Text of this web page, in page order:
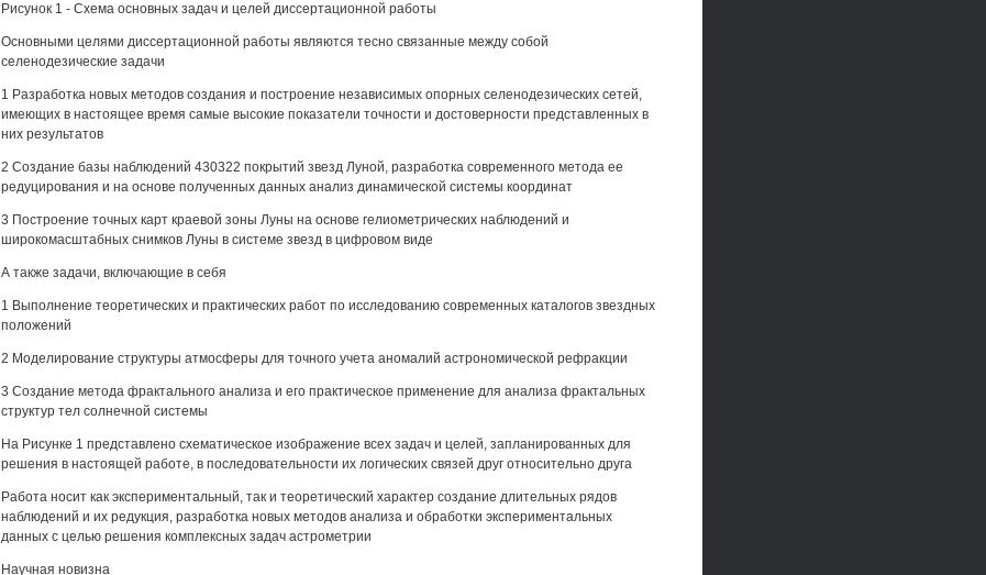
Рисунок 1 - Схема основных задач и целей диссертационной работы
Основными целями диссертационной работы являются тесно связанные между собой
селенодезические задачи
1 Разработка новых методов создания и построение независимых опорных селенодезических сетей,
имеющих в настоящее время самые высокие показатели точности и достоверности представленных в
них результатов
2 Создание базы наблюдений 430322 покрытий звезд Луной, разработка современного метода ее
редуцирования и на основе полученных данных анализ динамической системы координат
3 Построение точных карт краевой зоны Луны на основе гелиометрических наблюдений и
широкомасштабных снимков Луны в системе звезд в цифровом виде
А также задачи, включающие в себя
1 Выполнение теоретических и практических работ по исследованию современных каталогов звездных
положений
2 Моделирование структуры атмосферы для точного учета аномалий астрономической рефракции
3 Создание метода фрактального анализа и его практическое применение для анализа фрактальных
структур тел солнечной системы
На Рисунке 1 представлено схематическое изображение всех задач и целей, запланированных для
решения в настоящей работе, в последовательности их логических связей друг относительно друга
Работа носит как экспериментальный, так и теоретический характер создание длительных рядов
наблюдений и их редукция, разработка новых методов анализа и обработки экспериментальных
данных с целью решения комплексных задач астрометрии
Научная новизна